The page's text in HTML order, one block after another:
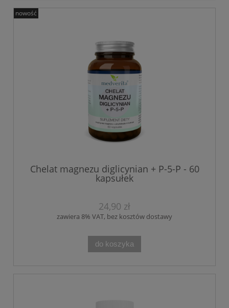
Chelat magnezu diglicynian + P-5-P - 60
kapsułek
24,90 zł
zawiera 8% VAT, bez kosztów dostawy
do koszyka
nowość